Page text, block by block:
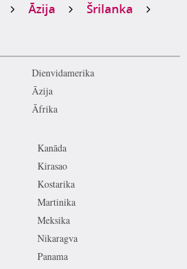
Āzija Šrilanka
Dienvidamerika
Āzija
Āfrika
Kanāda
Kirasao
Kostarika
Martinika
Meksika
Nikaragva
Panama